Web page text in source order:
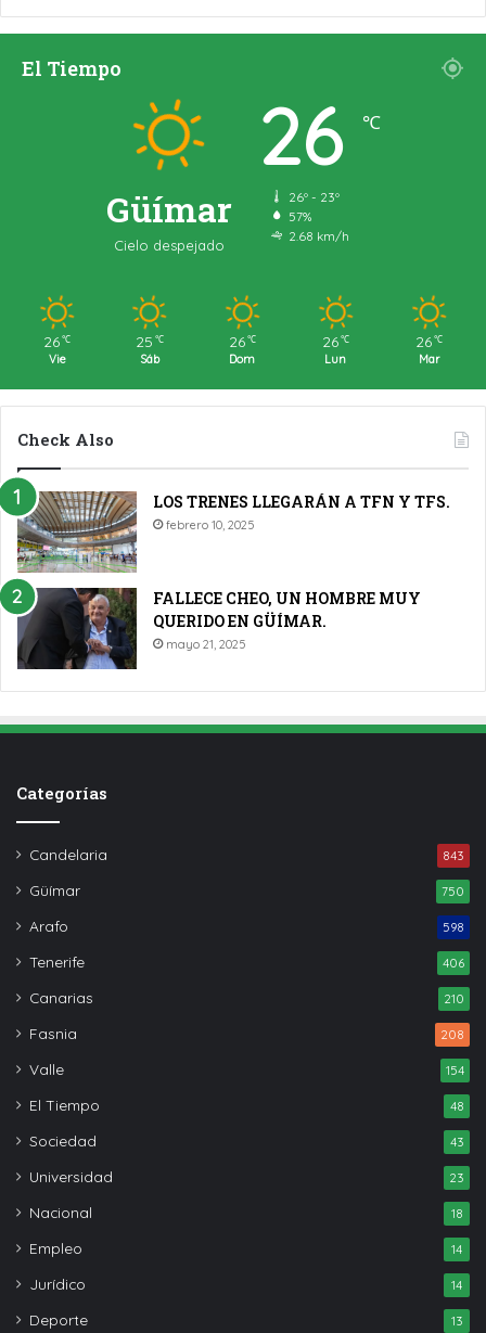
El Tiempo
Güímar
Cielo despejado
26 ℃
26º - 23º
57%
2.68 km/h
26 ℃
Vie
25 ℃
Sáb
26 ℃
Dom
26 ℃
Lun
26 ℃
Mar
Check Also
LOS TRENES LLEGARÁN A TFN Y TFS.
febrero 10, 2025
FALLECE CHEO, UN HOMBRE MUY
QUERIDO EN GÜÍMAR.
mayo 21, 2025
Categorías
Candelaria 843
Güímar 750
Arafo 598
Tenerife 406
Canarias 210
Fasnia 208
Valle 154
El Tiempo 48
Sociedad 43
Universidad 23
Nacional 18
Empleo 14
Jurídico 14
Deporte 13